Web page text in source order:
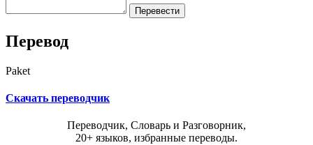
Перевод
Paket
Скачать переводчик
Переводчик, Словарь и Разговорник,
20+ языков, избранные переводы.